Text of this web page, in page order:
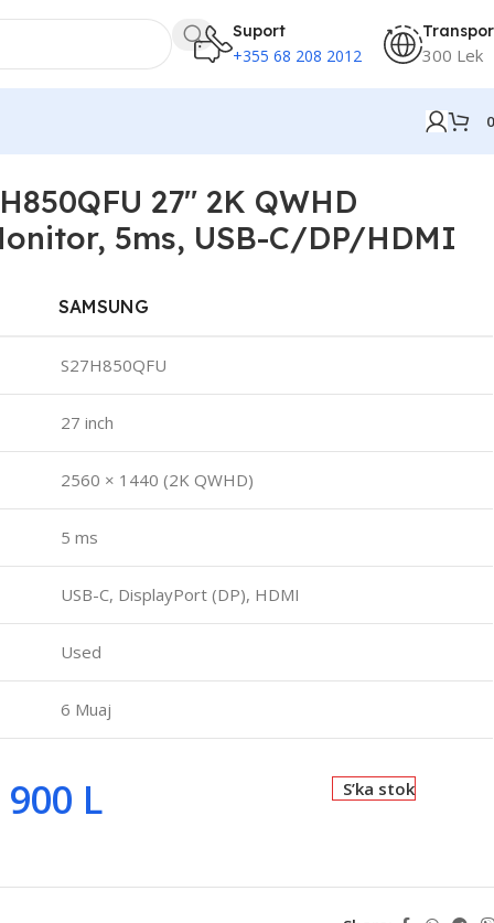
Suport
+355 68 208 2012 300 Lek
27″ 2K QWHD
5ms, USB-C/DP/HDMI
SAMSUNG
S27H850QFU
27 inch
2560 × 1440 (2K QWHD)
5 ms
USB-C, DisplayPort (DP), HDMI
Used
6 Muaj
900 L S’ka stok